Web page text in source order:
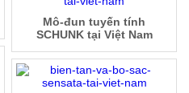
Mô-đun tuyến tính
SCHUNK tại Việt Nam